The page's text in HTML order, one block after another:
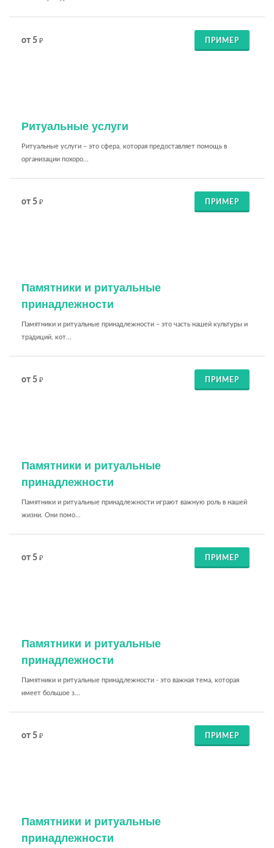
от 5 ₽ ПРИМЕР
Ритуальные услуги
Ритуальные услуги – это сфера, которая предоставляет помощь в
организации похоро...
от 5 ₽ ПРИМЕР
Памятники и ритуальные
принадлежности
Памятники и ритуальные принадлежности – это часть нашей культуры и
традиций, кот...
от 5 ₽ ПРИМЕР
Памятники и ритуальные
принадлежности
Памятники и ритуальные принадлежности играют важную роль в нашей
жизни. Они помо...
от 5 ₽ ПРИМЕР
Памятники и ритуальные
принадлежности
Памятники и ритуальные принадлежности - это важная тема, которая
имеет большое з...
от 5 ₽ ПРИМЕР
Памятники и ритуальные
принадлежности